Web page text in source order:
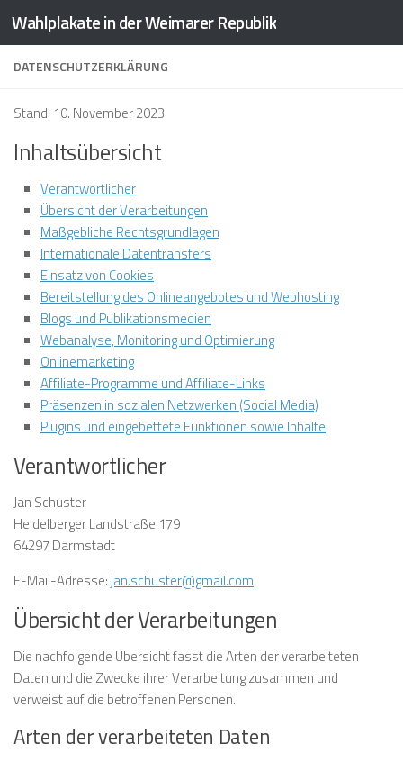
Zum Inhalt springen
Wahlplakate in der Weimarer Republik
DATENSCHUTZERKLÄRUNG
Stand: 10. November 2023
Inhaltsübersicht
Verantwortlicher
Übersicht der Verarbeitungen
Maßgebliche Rechtsgrundlagen
Internationale Datentransfers
Einsatz von Cookies
Bereitstellung des Onlineangebotes und Webhosting
Blogs und Publikationsmedien
Webanalyse, Monitoring und Optimierung
Onlinemarketing
Affiliate-Programme und Affiliate-Links
Präsenzen in sozialen Netzwerken (Social Media)
Plugins und eingebettete Funktionen sowie Inhalte
Verantwortlicher
Jan Schuster
Heidelberger Landstraße 179
64297 Darmstadt
E-Mail-Adresse: jan.schuster@gmail.com
Übersicht der Verarbeitungen
Die nachfolgende Übersicht fasst die Arten der verarbeiteten
Daten und die Zwecke ihrer Verarbeitung zusammen und
verweist auf die betroffenen Personen.
Arten der verarbeiteten Daten